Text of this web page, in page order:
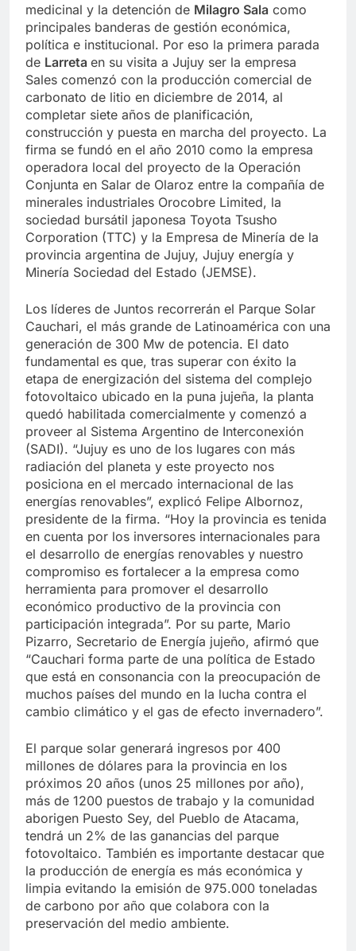
medicinal y la detención de Milagro Sala como
principales banderas de gestión económica,
política e institucional. Por eso la primera parada
de Larreta en su visita a Jujuy ser la empresa
Sales comenzó con la producción comercial de
carbonato de litio en diciembre de 2014, al
completar siete años de planificación,
construcción y puesta en marcha del proyecto. La
firma se fundó en el año 2010 como la empresa
operadora local del proyecto de la Operación
Conjunta en Salar de Olaroz entre la compañía de
minerales industriales Orocobre Limited, la
sociedad bursátil japonesa Toyota Tsusho
Corporation (TTC) y la Empresa de Minería de la
provincia argentina de Jujuy, Jujuy energía y
Minería Sociedad del Estado (JEMSE).
Los líderes de Juntos recorrerán el Parque Solar
Cauchari, el más grande de Latinoamérica con una
generación de 300 Mw de potencia. El dato
fundamental es que, tras superar con éxito la
etapa de energización del sistema del complejo
fotovoltaico ubicado en la puna jujeña, la planta
quedó habilitada comercialmente y comenzó a
proveer al Sistema Argentino de Interconexión
(SADI). “Jujuy es uno de los lugares con más
radiación del planeta y este proyecto nos
posiciona en el mercado internacional de las
energías renovables”, explicó Felipe Albornoz,
presidente de la firma. “Hoy la provincia es tenida
en cuenta por los inversores internacionales para
el desarrollo de energías renovables y nuestro
compromiso es fortalecer a la empresa como
herramienta para promover el desarrollo
económico productivo de la provincia con
participación integrada”. Por su parte, Mario
Pizarro, Secretario de Energía jujeño, afirmó que
“Cauchari forma parte de una política de Estado
que está en consonancia con la preocupación de
muchos países del mundo en la lucha contra el
cambio climático y el gas de efecto invernadero”.
El parque solar generará ingresos por 400
millones de dólares para la provincia en los
próximos 20 años (unos 25 millones por año),
más de 1200 puestos de trabajo y la comunidad
aborigen Puesto Sey, del Pueblo de Atacama,
tendrá un 2% de las ganancias del parque
fotovoltaico. También es importante destacar que
la producción de energía es más económica y
limpia evitando la emisión de 975.000 toneladas
de carbono por año que colabora con la
preservación del medio ambiente.